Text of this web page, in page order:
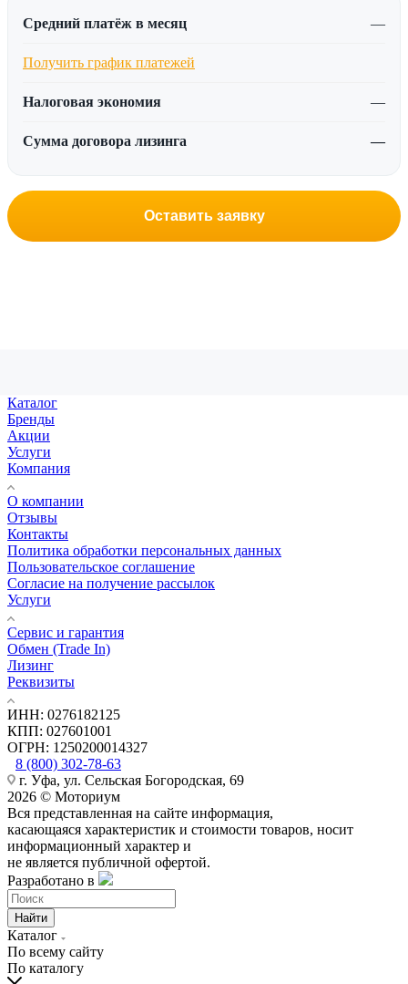
Средний платёж в месяц —
Получить график платежей
Налоговая экономия —
Сумма договора лизинга —
Оставить заявку
Каталог
Бренды
Акции
Услуги
Компания
О компании
Отзывы
Контакты
Политика обработки персональных данных
Пользовательское соглашение
Согласие на получение рассылок
Услуги
Сервис и гарантия
Обмен (Trade In)
Лизинг
Реквизиты
ИНН: 0276182125
КПП: 027601001
ОГРН: 1250200014327
8 (800) 302-78-63
г. Уфа, ул. Сельская Богородская, 69
2026 © Моториум
Вся представленная на сайте информация,
касающаяся характеристик и стоимости товаров, носит
информационный характер и
не является публичной офертой.
Разработано в
Найти
Каталог
По всему сайту
По каталогу